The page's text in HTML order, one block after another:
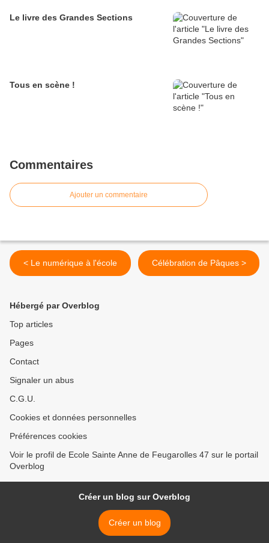
Le livre des Grandes Sections
Tous en scène !
Commentaires
Ajouter un commentaire
< Le numérique à l'école Célébration de Pâques >
Hébergé par Overblog
Top articles
Pages
Contact
Signaler un abus
C.G.U.
Cookies et données personnelles
Préférences cookies
Voir le profil de Ecole Sainte Anne de Feugarolles 47 sur le portail
Overblog
Créer un blog sur Overblog
Créer un blog